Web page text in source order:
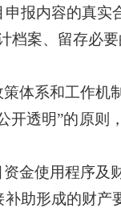
申报内容的真
档案、留存必
策体系和工作
开透明”的原则
资金使用程序
补助形成的财